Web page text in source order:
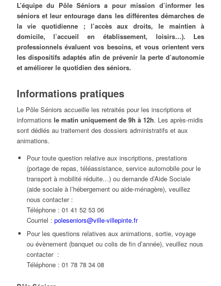
L’équipe du Pôle Séniors a pour mission d’informer les
séniors et leur entourage dans les différentes démarches de
la vie quotidienne ; l’accès aux droits, le maintien à
domicile, l’accueil en établissement, loisirs…). Les
professionnels évaluent vos besoins, et vous orientent vers
les dispositifs adaptés afin de prévenir la perte d’autonomie
et améliorer le quotidien des séniors.
Informations pratiques
Le Pôle Séniors accueille les retraités pour les inscriptions et
informations le matin uniquement de 9h à 12h. Les après-midis
sont dédiés au traitement des dossiers administratifs et aux
animations.
Pour toute question relative aux inscriptions, prestations
(portage de repas, téléassistance, service automobile pour le
transport à mobilité réduite…) ou demande d’Aide Sociale
(aide sociale à l’hébergement ou aide-ménagère), veuillez
nous contacter :
Téléphone : 01 41 52 53 06
Courriel : poleseniors@ville-villepinte.fr
Pour les questions relatives aux animations, sortie, voyage
ou évènement (banquet ou colis de fin d’année), veuillez nous
contacter :
Téléphone : 01 78 78 34 08